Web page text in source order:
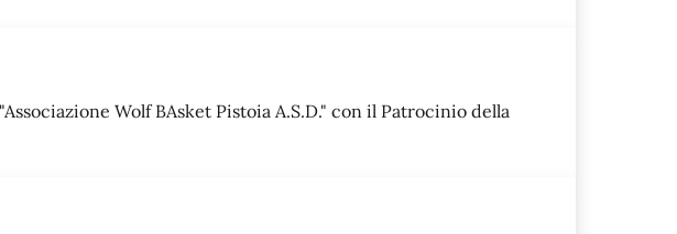
Wolf BAsket Pistoia A.S.D." con il Patrocinio della